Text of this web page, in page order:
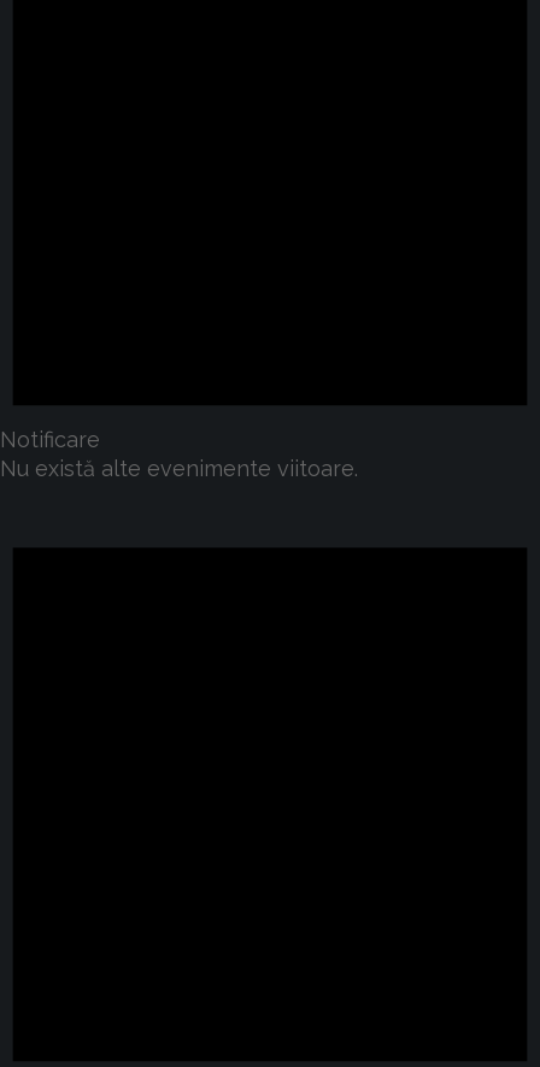
Notificare
Nu există alte evenimente viitoare.